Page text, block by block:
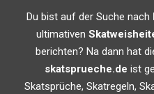
Du bist auf der Suche nach
ultimativen
berichten? Na dann hat
skatsprueche.de ist
Skatsprüche, Skatregeln,